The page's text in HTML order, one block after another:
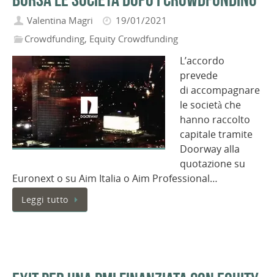
Valentina Magri
19/01/2021
Crowdfunding, Equity Crowdfunding
L’accordo
prevede
di accompagnare
le società che
hanno raccolto
capitale tramite
Doorway alla
quotazione su
Euronext o su Aim Italia o Aim Professional…
Leggi tutto